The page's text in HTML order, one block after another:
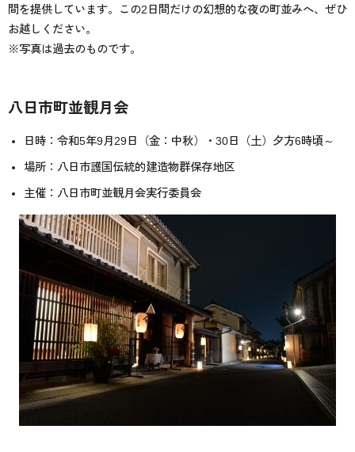
間を提供しています。この2日間だけの幻想的な夜の町並みへ、ぜひ
お越しください。
※写真は過去のものです。
八日市町並観月会
日時：令和5年9月29日（金：中秋）・30日（土）夕方6時頃～
場所：八日市護国伝統的建造物群保存地区
主催：八日市町並観月会実行委員会